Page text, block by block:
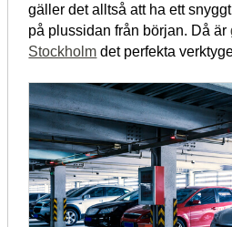
gäller det alltså att ha ett
på plussidan från början. Då är
Stockholm det perfekta